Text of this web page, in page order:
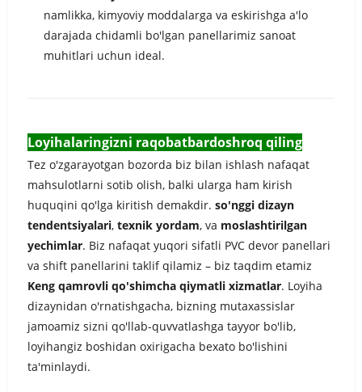
namlikka, kimyoviy moddalarga va eskirishga a'lo
darajada chidamli bo'lgan panellarimiz sanoat
muhitlari uchun ideal.
Loyihalaringizni raqobatbardoshroq qiling
Tez o'zgarayotgan bozorda biz bilan ishlash nafaqat
mahsulotlarni sotib olish, balki ularga ham kirish
huquqini qo'lga kiritish demakdir. so'nggi dizayn
tendentsiyalari, texnik yordam, va moslashtirilgan
yechimlar. Biz nafaqat yuqori sifatli PVC devor panellari
va shift panellarini taklif qilamiz – biz taqdim etamiz
Keng qamrovli qo'shimcha qiymatli xizmatlar. Loyiha
dizaynidan o'rnatishgacha, bizning mutaxassislar
jamoamiz sizni qo'llab-quvvatlashga tayyor bo'lib,
loyihangiz boshidan oxirigacha bexato bo'lishini
ta'minlaydi.